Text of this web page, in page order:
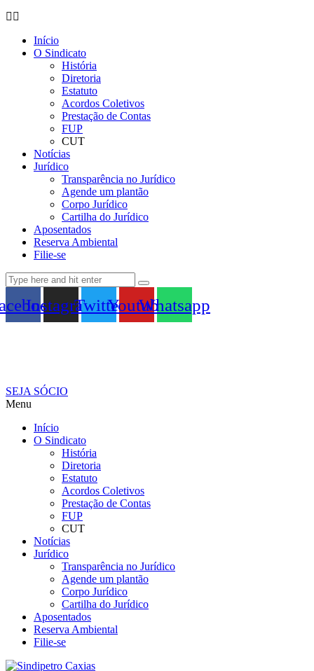
Início
O Sindicato
História
Diretoria
Estatuto
Acordos Coletivos
Prestação de Contas
FUP
CUT
Notícias
Jurídico
Transparência no Jurídico
Agende um plantão
Corpo Jurídico
Cartilha do Jurídico
Aposentados
Reserva Ambiental
Filie-se
InstagramTwitterYoutubeWhatsapp
SEJA SÓCIO
Menu
Início
O Sindicato
História
Diretoria
Estatuto
Acordos Coletivos
Prestação de Contas
FUP
CUT
Notícias
Jurídico
Transparência no Jurídico
Agende um plantão
Corpo Jurídico
Cartilha do Jurídico
Aposentados
Reserva Ambiental
Filie-se